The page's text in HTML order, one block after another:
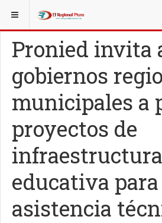
ESTÁ AQUÍ: NACIONALES
Pronied invita
gobiernos
municipales a
proyectos de
infraestructura
educativa para
asistencia